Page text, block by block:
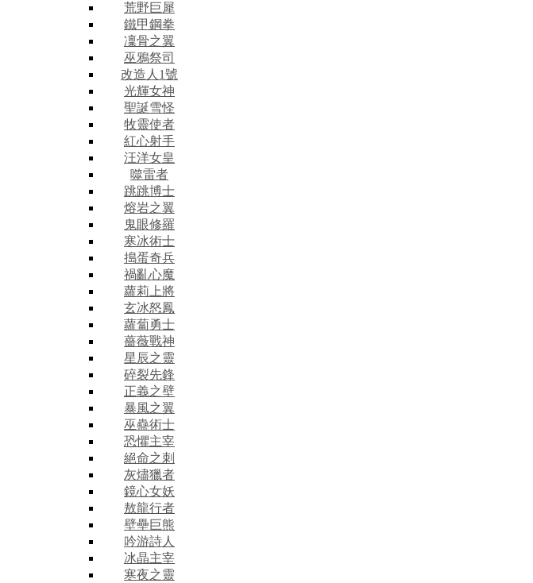
荒野巨犀
鐵甲鋼拳
凜骨之翼
巫鴉祭司
改造人1號
光輝女神
聖誕雪怪
牧靈使者
紅心射手
汪洋女皇
噬雷者
跳跳博士
熔岩之翼
鬼眼修羅
寒冰術士
搗蛋奇兵
禍亂心魔
蘿莉上將
玄冰怒鳳
蘿蔔勇士
薔薇戰神
星辰之靈
碎裂先鋒
正義之壁
暴風之翼
巫蠱術士
恐懼主宰
絕命之刺
灰燼獵者
鏡心女妖
敖龍行者
壁壘巨熊
吟游詩人
冰晶主宰
寒夜之靈